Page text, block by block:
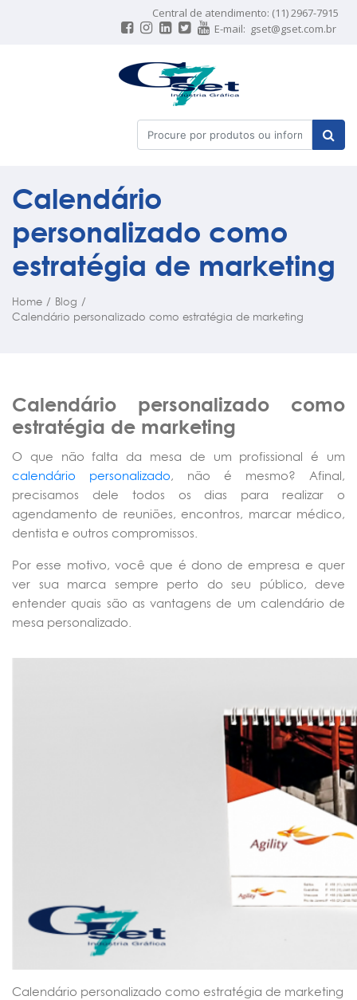
Central de atendimento: (11) 2967-7915
E-mail: gset@gset.com.br
Calendário
personalizado como
estratégia de marketing
Home / Blog /
Calendário personalizado como estratégia de marketing
Calendário personalizado como
estratégia de marketing
O que não falta da mesa de um profissional é um
calendário personalizado, não é mesmo? Afinal,
precisamos dele todos os dias para realizar o
agendamento de reuniões, encontros, marcar médico,
dentista e outros compromissos.
Por esse motivo, você que é dono de empresa e quer
ver sua marca sempre perto do seu público, deve
entender quais são as vantagens de um calendário de
mesa personalizado.
Calendário personalizado como estratégia de marketing